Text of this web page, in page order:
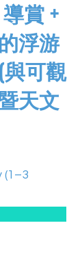
賞 +
浮游
可觀
天文
(1–3